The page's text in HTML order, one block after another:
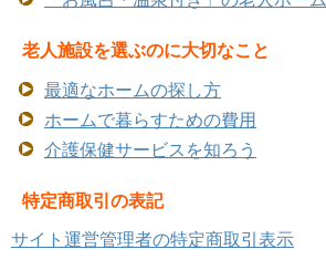
老人施設を選ぶのに大切なこと
最適なホームの探し方
ホームで暮らすための費用
介護保健サービスを知ろう
特定商取引の表記
サイト運営管理者の特定商取引表示